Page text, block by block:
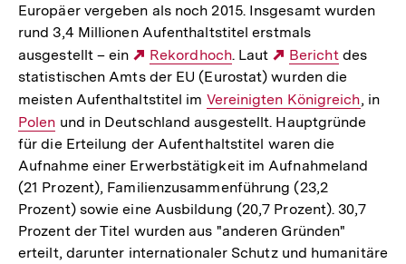
Europäer vergeben als noch 2015. Insgesamt wurden
rund 3,4 Millionen Aufenthaltstitel erstmals
ausgestellt – ein
Externer
Link:
Rekordhoch. Laut
Externer
Link:
Berichtdes
statistischen Amts der EU (Eurostat) wurden die
meisten Aufenthaltstitel im Interner
Link:
Vereinigten Königreich, in
Polen und in Deutschland ausgestellt. Hauptgründe
für die Erteilung der Aufenthaltstitel waren die
Aufnahme einer Erwerbstätigkeit im Aufnahmeland
(21 Prozent), Familienzusammenführung (23,2
Prozent) sowie eine Ausbildung (20,7 Prozent). 30,7
Prozent der Titel wurden aus "anderen Gründen"
erteilt, darunter internationaler Schutz und humanitäre